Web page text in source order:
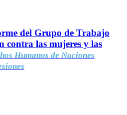
del Grupo de Trabajo
contra las mujeres y las
Humanos de Naciones